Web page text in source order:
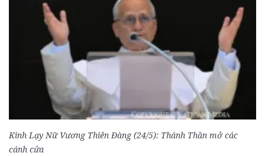
Kinh Lạy Nữ Vương Thiên Đàng (24/5): Thánh Thần mở các
cánh cửa